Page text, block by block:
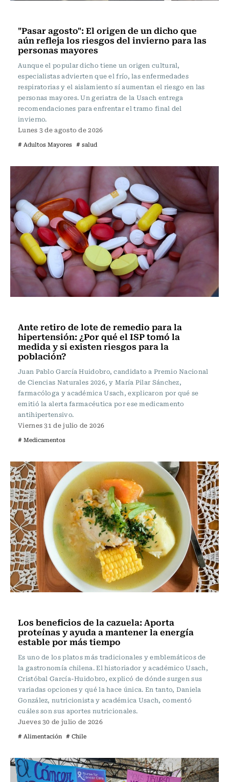
"Pasar agosto": El origen de un dicho que
aún refleja los riesgos del invierno para las
personas mayores
Aunque el popular dicho tiene un origen cultural,
especialistas advierten que el frío, las enfermedades
respiratorias y el aislamiento sí aumentan el riesgo en las
personas mayores. Un geriatra de la Usach entrega
recomendaciones para enfrentar el tramo final del
invierno.
Lunes 3 de agosto de 2026
# Adultos Mayores # salud
Ante retiro de lote de remedio para la
hipertensión: ¿Por qué el ISP tomó la
medida y si existen riesgos para la
población?
Juan Pablo García Huidobro, candidato a Premio Nacional
de Ciencias Naturales 2026, y María Pilar Sánchez,
farmacóloga y académica Usach, explicaron por qué se
emitió la alerta farmacéutica por ese medicamento
antihipertensivo.
Viernes 31 de julio de 2026
# Medicamentos
Los beneficios de la cazuela: Aporta
proteínas y ayuda a mantener la energía
estable por más tiempo
Es uno de los platos más tradicionales y emblemáticos de
la gastronomía chilena. El historiador y académico Usach,
Cristóbal García-Huidobro, explicó de dónde surgen sus
variadas opciones y qué la hace única. En tanto, Daniela
González, nutricionista y académica Usach, comentó
cuáles son sus aportes nutricionales.
Jueves 30 de julio de 2026
# Alimentación # Chile